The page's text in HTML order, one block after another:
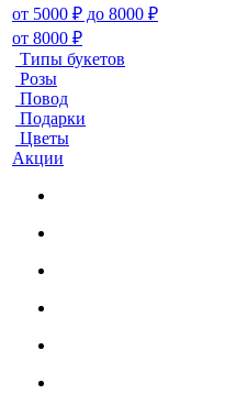
от 5000 ₽ до 8000 ₽
от 8000 ₽
Типы букетов
Розы
Повод
Подарки
Цветы
Акции